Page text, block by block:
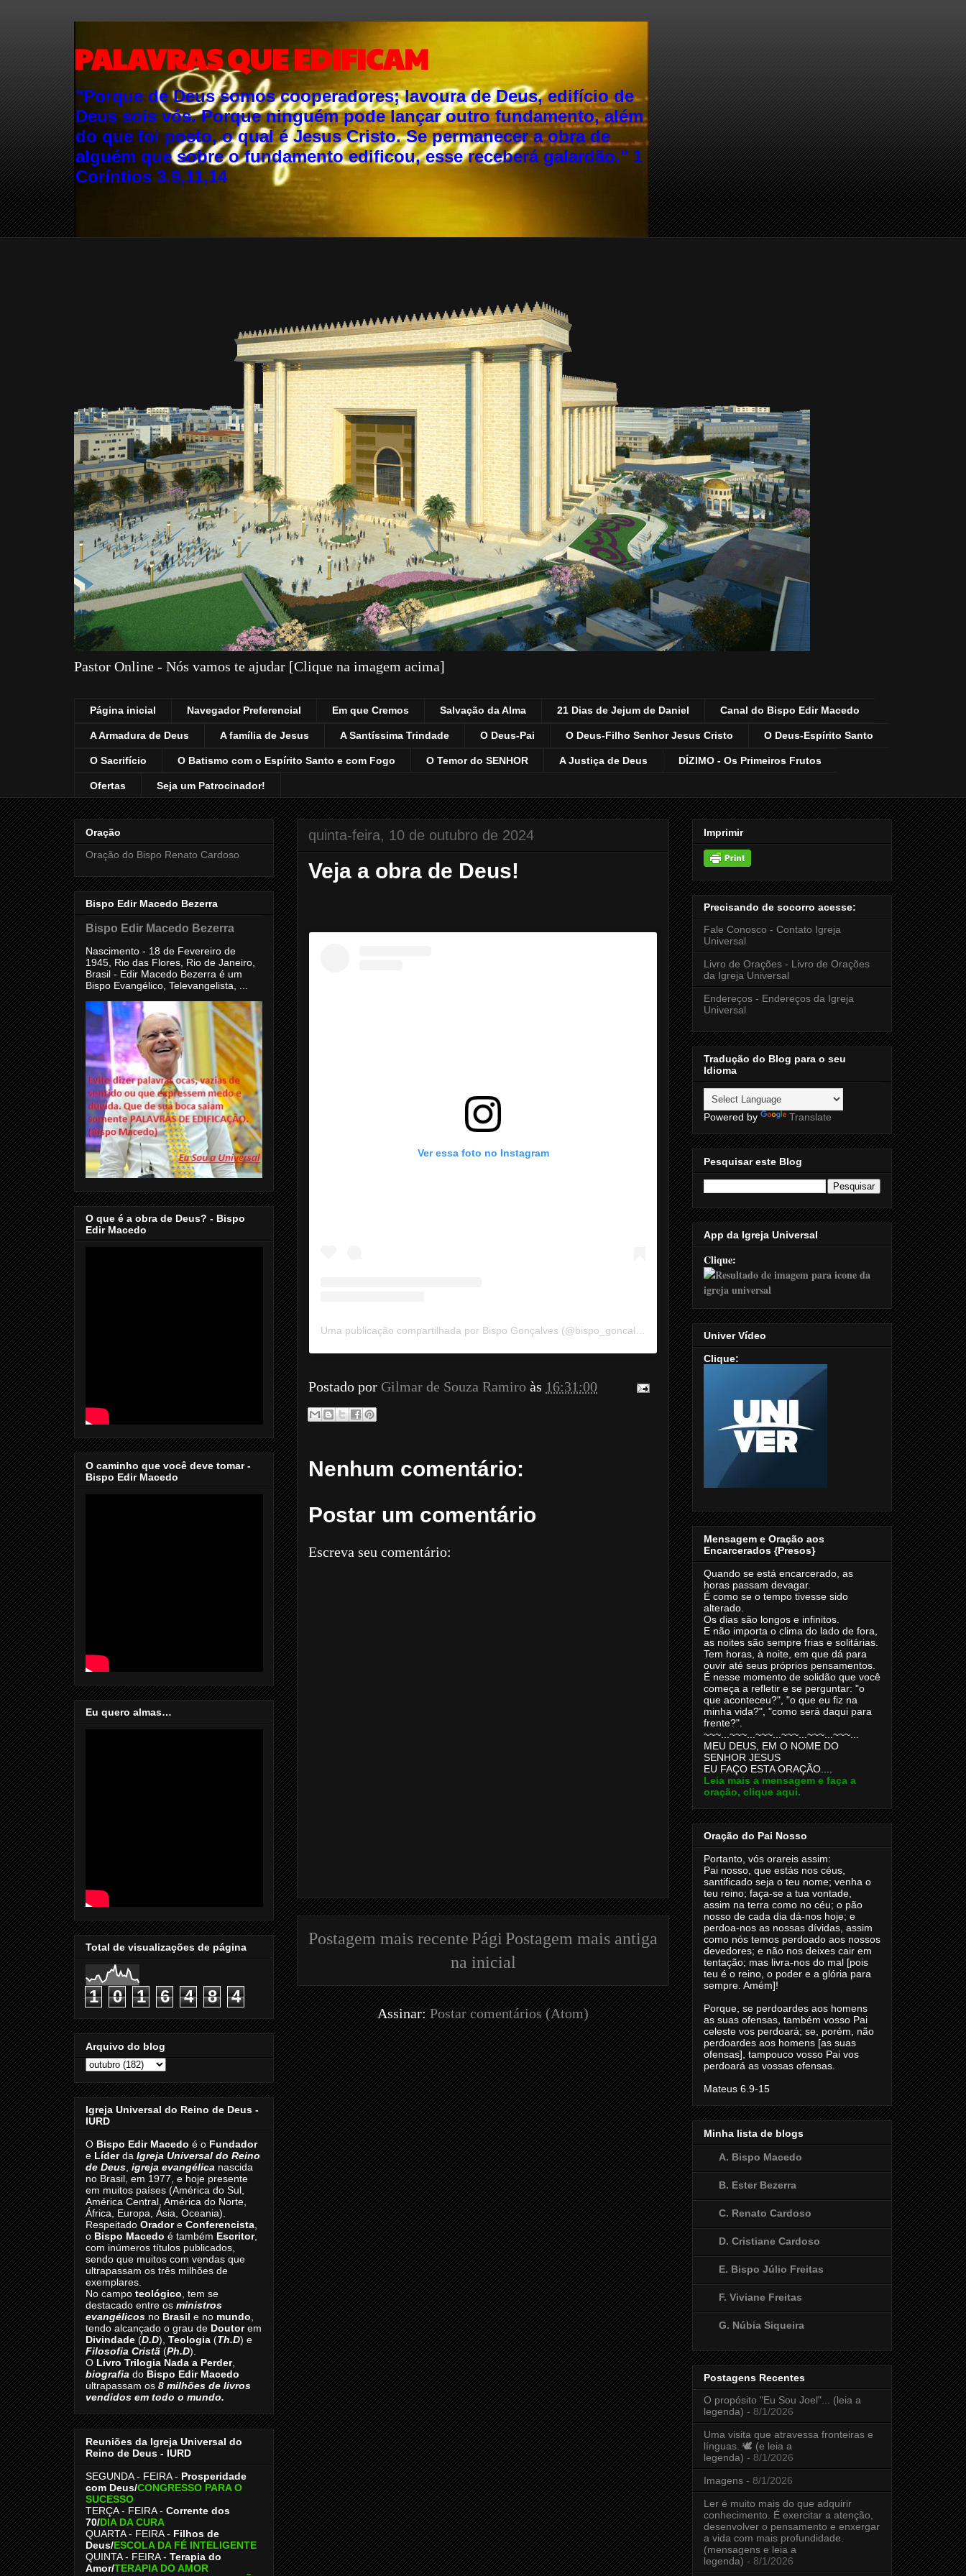
PALAVRAS QUE EDIFICAM
"Porque de Deus somos cooperadores; lavoura de Deus, edifício de
Deus sois vós. Porque ninguém pode lançar outro fundamento, além
do que foi posto, o qual é Jesus Cristo. Se permanecer a obra de
alguém que sobre o fundamento edificou, esse receberá galardão." 1
Coríntios 3.9,11,14
Pastor Online - Nós vamos te ajudar [Clique na imagem acima]
Página inicial Navegador Preferencial Em que Cremos Salvação da Alma 21 Dias de Jejum de Daniel Canal do Bispo Edir Macedo
A Armadura de Deus A família de Jesus A Santíssima Trindade O Deus-Pai O Deus-Filho Senhor Jesus Cristo O Deus-Espírito Santo
O Sacrifício O Batismo com o Espírito Santo e com Fogo O Temor do SENHOR A Justiça de Deus DÍZIMO - Os Primeiros Frutos
Ofertas Seja um Patrocinador!
quinta-feira, 10 de outubro de 2024
Veja a obra de Deus!
Ver essa foto no Instagram
Uma publicação compartilhada por Bispo Gonçalves (@bispo_goncalves)
Postado por Gilmar de Souza Ramiro às 16:31:00
Nenhum comentário:
Postar um comentário
Escreva seu comentário:
Postagem mais recente Postagem mais antiga
Pági
na inicial
Assinar:Postar comentários (Atom)
Oração
Oração do Bispo Renato Cardoso
Bispo Edir Macedo Bezerra
Bispo Edir Macedo Bezerra
Nascimento - 18 de Fevereiro de
1945, Rio das Flores, Rio de Janeiro,
Brasil - Edir Macedo Bezerra é um
Bispo Evangélico, Televangelista, ...
O que é a obra de Deus? - Bispo
Edir Macedo
O caminho que você deve tomar -
Bispo Edir Macedo
Eu quero almas…
Total de visualizações de página
1 0 1 6 4 8 4
Arquivo do blog
Igreja Universal do Reino de Deus -
IURD
O Bispo Edir Macedo é o Fundador
e Líderda Igreja Universal do Reino
de Deus, igreja evangélica nascida
no Brasil, em 1977, e hoje presente
em muitos países (América do Sul,
América Central, América do Norte,
África, Europa, Ásia, Oceania).
Respeitado Oradore Conferencista,
o Bispo Macedo é também Escritor,
com inúmeros títulos publicados,
sendo que muitos com vendas que
ultrapassam os três milhões de
exemplares.
No campo teológico, tem se
destacado entre os ministros
evangélicos no Brasil e no mundo,
tendo alcançado o grau de Doutorem
Divindade (D.D), Teologia (Th.D) e
Filosofia Cristã (Ph.D).
O Livro Trilogia Nada a Perder,
biografia do Bispo Edir Macedo
ultrapassam os 8 milhões de livros
vendidos em todo o mundo.
Reuniões da Igreja Universal do
Reino de Deus - IURD
SEGUNDA - FEIRA - Prosperidade
com Deus/CONGRESSO PARA O
SUCESSO
TERÇA - FEIRA - Corrente dos
70/DIA DA CURA
QUARTA - FEIRA - Filhos de
Deus/ESCOLA DA FÉ INTELIGENTE
QUINTA - FEIRA - Terapia do
Amor/TERAPIA DO AMOR
Imprimir
Precisando de socorro acesse:
Fale Conosco - Contato Igreja
Universal
Livro de Orações - Livro de Orações
da Igreja Universal
Endereços - Endereços da Igreja
Universal
Tradução do Blog para o seu
Idioma
Powered by Translate
Pesquisar este Blog
App da Igreja Universal
Clique:
Univer Vídeo
Clique:
Mensagem e Oração aos
Encarcerados {Presos}
Quando se está encarcerado, as
horas passam devagar.
É como se o tempo tivesse sido
alterado.
Os dias são longos e infinitos.
E não importa o clima do lado de fora,
as noites são sempre frias e solitárias.
Tem horas, à noite, em que dá para
ouvir até seus próprios pensamentos.
É nesse momento de solidão que você
começa a refletir e se perguntar: "o
que aconteceu?", "o que eu fiz na
minha vida?", "como será daqui para
frente?".
~~~...~~~...~~~...~~~...~~~...~~~...
MEU DEUS, EM O NOME DO
SENHOR JESUS
EU FAÇO ESTA ORAÇÃO....
Leia mais a mensagem e faça a
oração, clique aqui.
Oração do Pai Nosso
Portanto, vós orareis assim:
Pai nosso, que estás nos céus,
santificado seja o teu nome; venha o
teu reino; faça-se a tua vontade,
assim na terra como no céu; o pão
nosso de cada dia dá-nos hoje; e
perdoa-nos as nossas dívidas, assim
como nós temos perdoado aos nossos
devedores; e não nos deixes cair em
tentação; mas livra-nos do mal [pois
teu é o reino, o poder e a glória para
sempre. Amém]!
Porque, se perdoardes aos homens
as suas ofensas, também vosso Pai
celeste vos perdoará; se, porém, não
perdoardes aos homens [as suas
ofensas], tampouco vosso Pai vos
perdoará as vossas ofensas.
Mateus 6.9-15
Minha lista de blogs
A. Bispo Macedo
B. Ester Bezerra
C. Renato Cardoso
D. Cristiane Cardoso
E. Bispo Júlio Freitas
F. Viviane Freitas
G. Núbia Siqueira
Postagens Recentes
O propósito "Eu Sou Joel"... (leia a
legenda) - 8/1/2026
Uma visita que atravessa fronteiras e
línguas. 🕊️ (e leia a
legenda) - 8/1/2026
Imagens - 8/1/2026
Ler é muito mais do que adquirir
conhecimento. É exercitar a atenção,
desenvolver o pensamento e enxergar
a vida com mais profundidade.
(mensagens e leia a
legenda) - 8/1/2026